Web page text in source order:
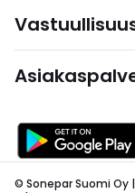
© Sonepar Suomi Oy |